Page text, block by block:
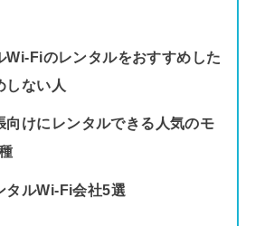
Wi-Fiのレンタルをおすすめした
しない人
向けにレンタルできる人気のモ
タルWi-Fi会社5選